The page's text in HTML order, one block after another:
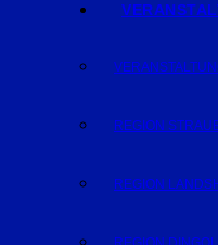
REGION
REGION